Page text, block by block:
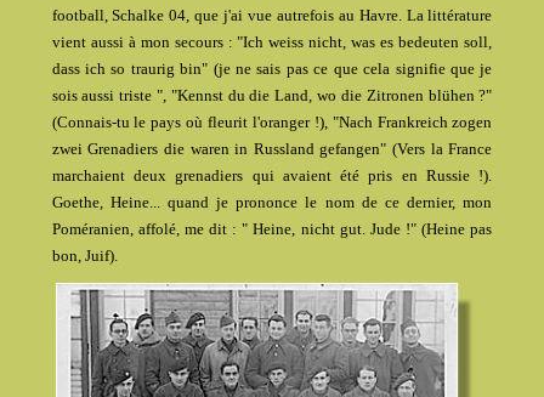
football, Schalke 04, que j'ai vue autrefois au Havre. La littérature
vient aussi à mon secours : "Ich weiss nicht, was es bedeuten soll,
dass ich so traurig bin" (je ne sais pas ce que cela signifie que je
sois aussi triste ", "Kennst du die Land, wo die Zitronen blühen ?"
(Connais-tu le pays où fleurit l'oranger !), "Nach Frankreich zogen
zwei Grenadiers die waren in Russland gefangen" (Vers la France
marchaient deux grenadiers qui avaient été pris en Russie !).
Goethe, Heine... quand je prononce le nom de ce dernier, mon
Poméranien, affolé, me dit : " Heine, nicht gut. Jude !" (Heine pas
bon, Juif).